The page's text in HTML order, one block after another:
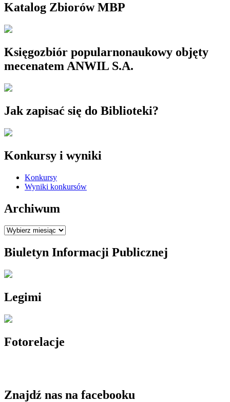
Katalog Zbiorów MBP
Księgozbiór popularnonaukowy objęty
mecenatem ANWIL S.A.
Jak zapisać się do Biblioteki?
Konkursy i wyniki
Konkursy
Wyniki konkursów
Archiwum
Archiwum
Biuletyn Informacji Publicznej
Legimi
Fotorelacje
Znajdź nas na facebooku